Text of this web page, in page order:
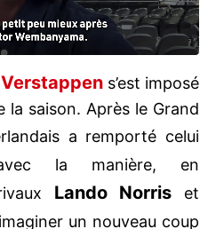
s’est imposé
la saison. Après le Grand
a remporté celui
la manière, en
Lando Norris et
un nouveau coup